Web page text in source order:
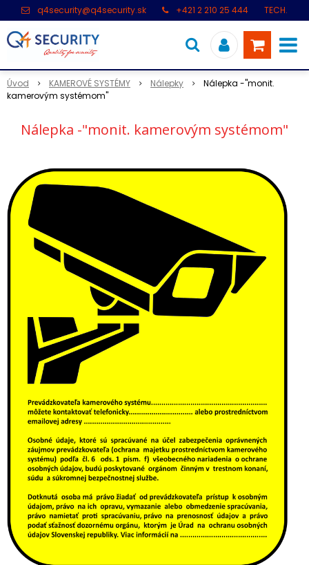
q4security@q4security.sk +421 2 210 25 444
TECH.
Úvod KAMEROVÉ SYSTÉMY Nálepky
Nálepka -"monit.
kamerovým systémom"
Nálepka -"monit. kamerovým systémom"